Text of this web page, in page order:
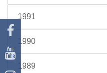
1991
1990
1989